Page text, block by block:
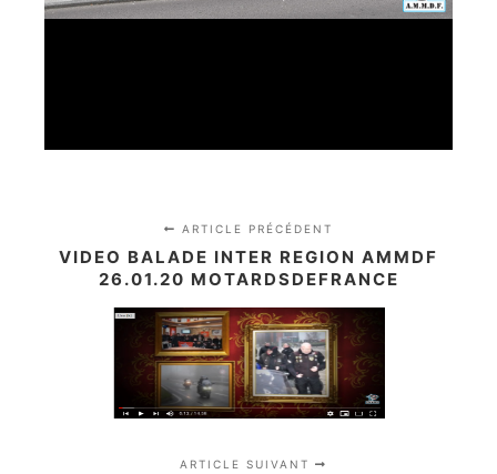
ARTICLE PRÉCÉDENT
VIDEO BALADE INTER REGION AMMDF
26.01.20 MOTARDSDEFRANCE
ARTICLE SUIVANT